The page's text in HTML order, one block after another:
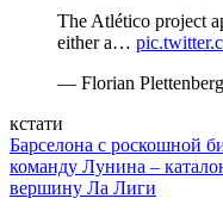
The Atlético project
either a…
— Florian
кстати
Барселона с роскошной
команду Лунина –
вершину Ла Лиги